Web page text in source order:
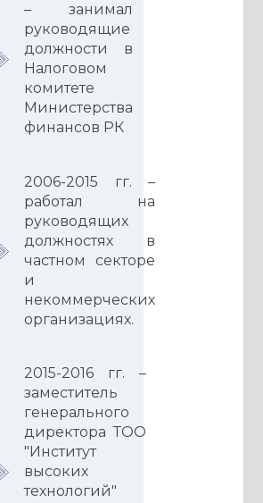
– занимал
руководящие
должности в
Налоговом
комитете
Министерства
финансов РК
2006-2015 гг. –
работал на
руководящих
должностях в
частном секторе
и
некоммерческих
организациях.
2015-2016 гг. –
заместитель
генерального
директора ТОО
"Институт
высоких
технологий"